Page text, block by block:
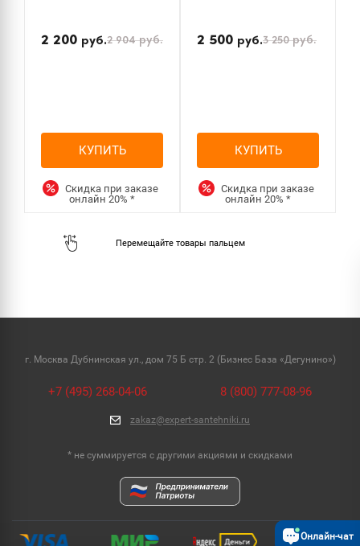
2 200 руб.2 904руб.
КУПИТЬ
Скидка при заказе
онлайн20%*
2 500 руб.3 250руб.
КУПИТЬ
Скидка при заказе
онлайн20%*
г. Москва Дубнинская ул., дом 75 Б стр. 2 (Бизнес База «Дегунино»)
+7 (495) 268-04-06 8 (800) 777-08-96
zakaz@expert-santehniki.ru
* не суммируется с другими акциями и скидками
Онлайн-чат